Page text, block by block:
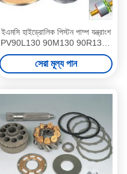
ইএমসি হাইড্রোলিক পিস্টন পাম্প যন্ত্রাংশ
PV90L130 90M130 90R130 /
খননকারী পাম্প যন্ত্রাংশ
সেরা মূল্য পান